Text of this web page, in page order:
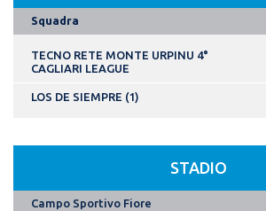
Squadra
TECNO RETE MONTE URPINU 4°
CAGLIARI LEAGUE
LOS DE SIEMPRE (1)
STADIO
Campo Sportivo Fiore